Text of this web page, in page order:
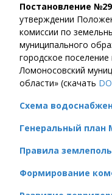
Постановление
утверждении
комиссии по
муниципального
городское
Ломоносовский
области» (скачать
Схема
Генеральный
Правила
Формирование